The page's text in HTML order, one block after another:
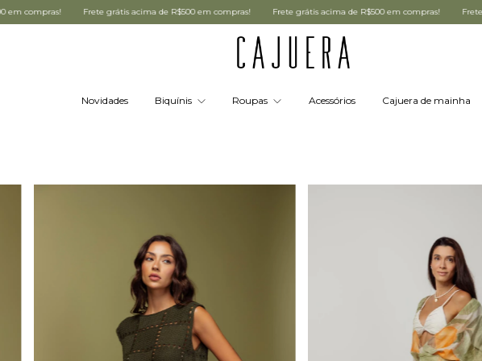
Frete grátis acima de R$500 em compras! Frete grátis acima de R$500 em compras! Frete grátis acima
Novidades Biquínis Roupas Acessórios Cajuera de mainha